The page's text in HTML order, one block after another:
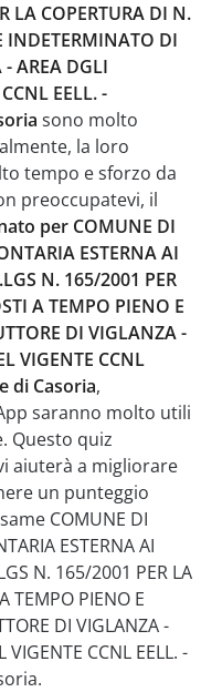
LA COPERTURA DI N.
INDETERMINATO DI
AREA DGLI
EELL. -
sono molto
la loro
tempo e sforzo da
preoccupatevi, il
per COMUNE DI
ESTERNA AI
N. 165/2001 PER
A TEMPO PIENO E
DI VIGLANZA -
VIGENTE CCNL
di Casoria,
saranno molto utili
Questo quiz
aiuterà a migliorare
un punteggio
COMUNE DI
ESTERNA AI
N. 165/2001 PER LA
TEMPO PIENO E
DI VIGLANZA -
VIGENTE CCNL EELL. -